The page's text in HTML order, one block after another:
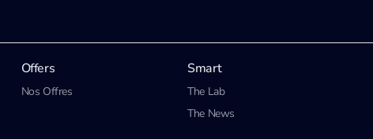
Offers
Nos Offres
Smart
The Lab
The News